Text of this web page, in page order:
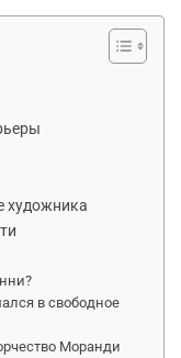
художника
в свободное
Моранди